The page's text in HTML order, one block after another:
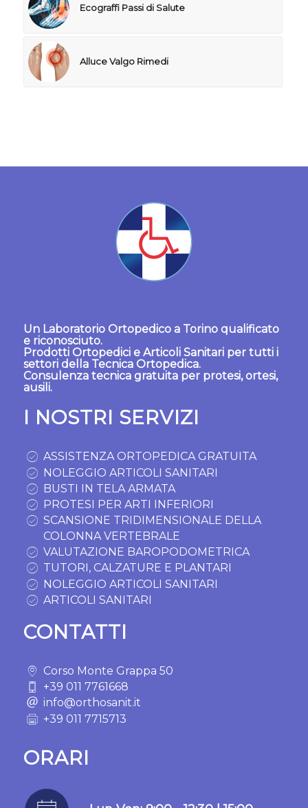
Ecograffi Passi di Salute
Alluce Valgo Rimedi
Un Laboratorio Ortopedico a Torinoqualificato
e riconosciuto.
Prodotti Ortopedicie Articoli Sanitariper tutti i
settori della Tecnica Ortopedica.
Consulenza tecnica gratuita per protesi, ortesi,
ausili.
I NOSTRI SERVIZI
ASSISTENZA ORTOPEDICA GRATUITA
NOLEGGIO ARTICOLI SANITARI
BUSTI IN TELA ARMATA
PROTESI PER ARTI INFERIORI
SCANSIONE TRIDIMENSIONALE DELLA
COLONNA VERTEBRALE
VALUTAZIONE BAROPODOMETRICA
TUTORI, CALZATURE E PLANTARI
NOLEGGIO ARTICOLI SANITARI
ARTICOLI SANITARI
CONTATTI
Corso Monte Grappa 50
+39 011 7761668
info@orthosanit.it
+39 011 7715713
ORARI